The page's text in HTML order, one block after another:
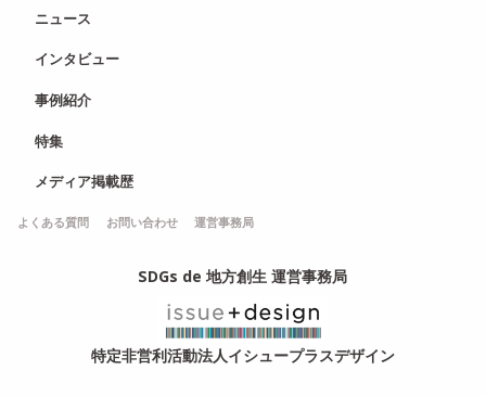
SDGs de 地方創生 運営事務局
特定非営利活動法人イシュープラスデザイン
ニュース
インタビュー
事例紹介
特集
メディア掲載歴
よくある質問 お問い合わせ 運営事務局